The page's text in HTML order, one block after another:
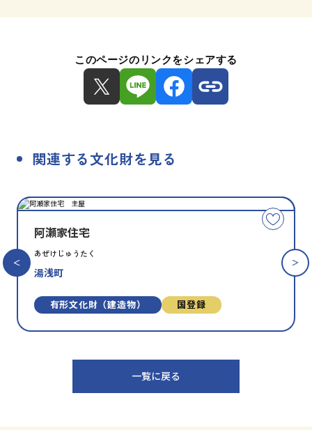
このページのリンクをシェアする
関連する文化財を見る
こ
の
に
阿瀬家住宅
あぜけじゅうたく
湯浅町
種
類
有形文化財（建造物）
指
定
国登録
一覧に戻る